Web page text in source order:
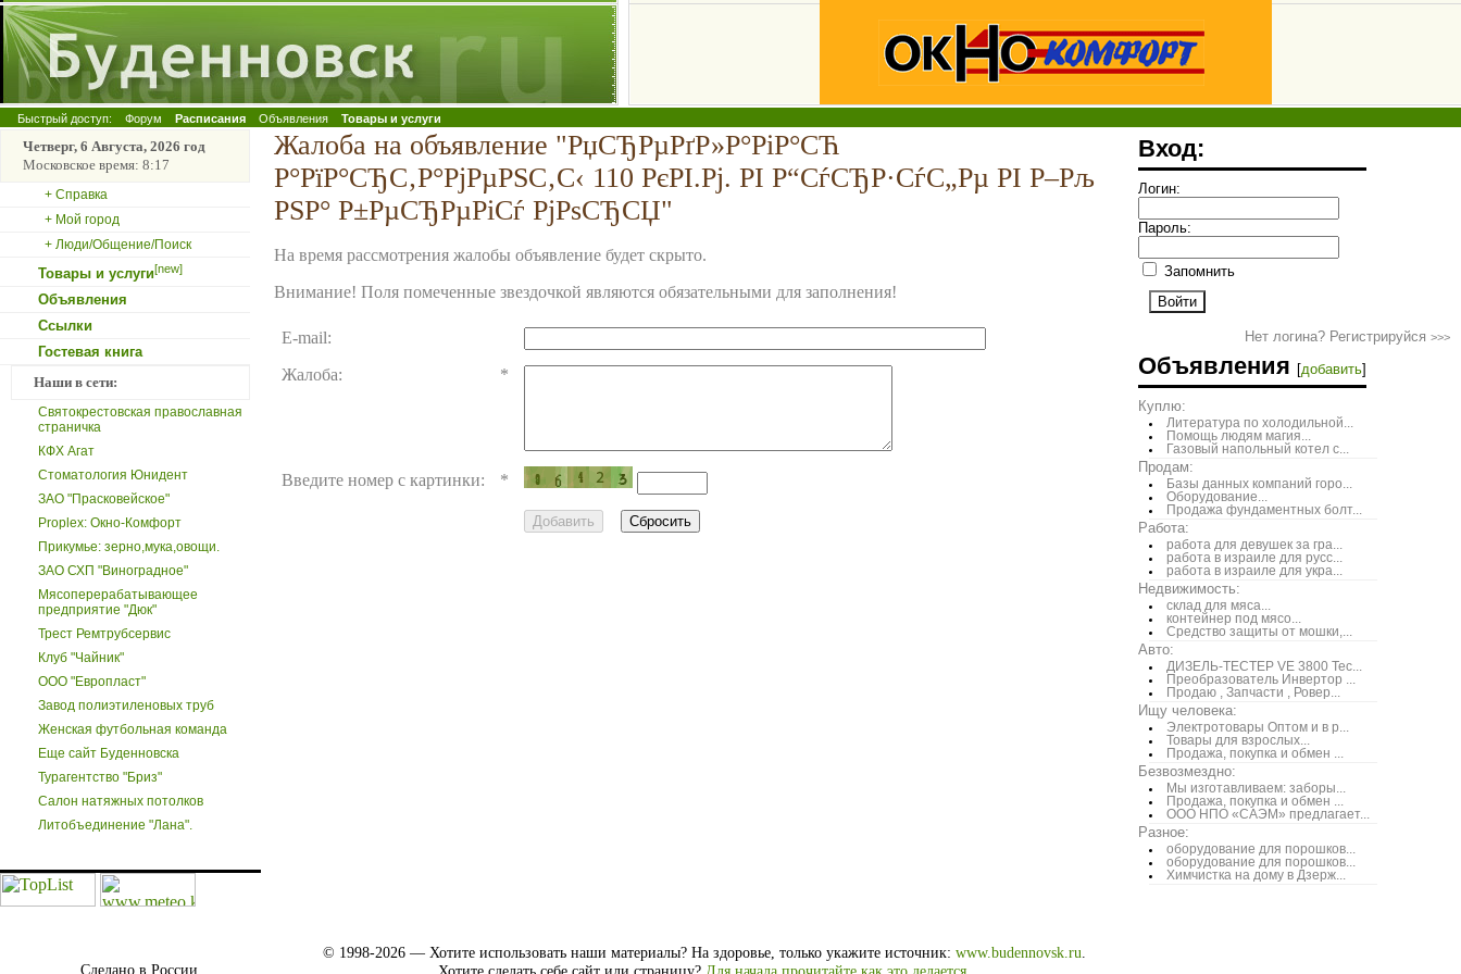
Быстрый доступ: Форум Расписания Объявления Товары и услуги
Четверг, 6 Августа, 2026 год
Московское время: 8:17
+ Справка
+ Мой город
+ Люди/Общение/Поиск
Товары и услуги[new]
Объявления
Ссылки
Гостевая книга
Наши в сети:
Святокрестовская православная
страничка
КФХ Агат
Стоматология Юнидент
ЗАО "Прасковейское"
Proplex: Окно-Комфорт
Прикумье: зерно,мука,овощи.
ЗАО СХП "Виноградное"
Мясоперерабатывающее
предприятие "Дюк"
Трест Ремтрубсервис
Клуб "Чайник"
ООО "Европласт"
Завод полиэтиленовых труб
Женская футбольная команда
Еще сайт Буденновска
Турагентство "Бриз"
Салон натяжных потолков
Литобъединение "Лана".
Жалоба на объявление "РџСЂРµРґР»Р°РіР°СЋ
Р°РїР°СЂС‚Р°РјРµРЅС‚С‹ 110 РєРІ.Рј. РІ Р“СѓСЂР·СѓС„Рµ РІ Р–Рљ
РЅР° Р±РµСЂРµРіСѓ РјРѕСЂСЏ"
На время рассмотрения жалобы объявление будет скрыто.
Внимание! Поля помеченные звездочкой являются обязательными для заполнения!
E-mail:
Жалоба:
*
Введите номер с картинки: *
Вход:
Логин:
Пароль:
Запомнить
Нет логина? Регистрируйся >>>
Объявления [добавить]
Куплю:
Литература по холодильной...
Помощь людям магия...
Газовый напольный котел с...
Продам:
Базы данных компаний горо...
Оборудование...
Продажа фундаментных болт...
Работа:
работа для девушек за гра...
работа в израиле для русс...
работа в израиле для укра...
Недвижимость:
склад для мяса...
контейнер под мясо...
Средство защиты от мошки,...
Авто:
ДИЗЕЛЬ-ТЕСТЕР VE 3800 Тес...
Преобразователь Инвертор ...
Продаю , Запчасти , Ровер...
Ищу человека:
Электротовары Оптом и в р...
Товары для взрослых...
Продажа, покупка и обмен ...
Безвозмездно:
Мы изготавливаем: заборы...
Продажа, покупка и обмен ...
ООО НПО «САЭМ» предлагает...
Разное:
оборудование для порошков...
оборудование для порошков...
Химчистка на дому в Дзерж...
Сделано в России.
© 1998-2026 — Хотите использовать наши материалы? На здоровье, только укажите источник: www.budennovsk.ru